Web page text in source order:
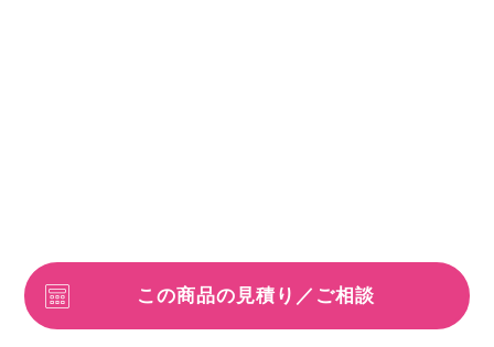
この商品の見積り／ご相談